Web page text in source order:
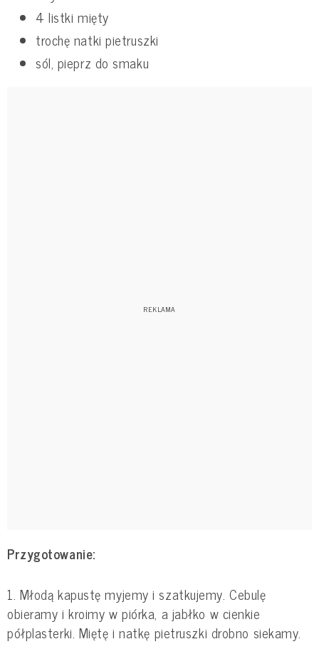
4 listki mięty
trochę natki pietruszki
sól, pieprz do smaku
Przygotowanie:
1. Młodą kapustę myjemy i szatkujemy. Cebulę
obieramy i kroimy w piórka, a jabłko w cienkie
półplasterki. Miętę i natkę pietruszki drobno siekamy.